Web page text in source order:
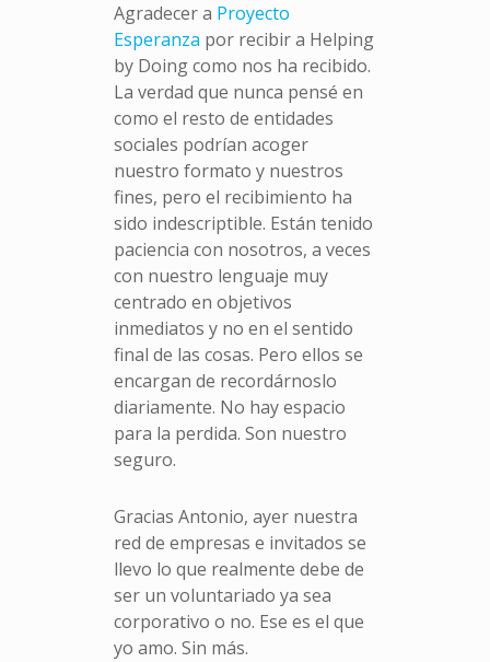
Agradecer a Proyecto
Esperanza por recibir a Helping
by Doing como nos ha recibido.
La verdad que nunca pensé en
como el resto de entidades
sociales podrían acoger
nuestro formato y nuestros
fines, pero el recibimiento ha
sido indescriptible. Están tenido
paciencia con nosotros, a veces
con nuestro lenguaje muy
centrado en objetivos
inmediatos y no en el sentido
final de las cosas. Pero ellos se
encargan de recordárnoslo
diariamente. No hay espacio
para la perdida. Son nuestro
seguro.
Gracias Antonio, ayer nuestra
red de empresas e invitados se
llevo lo que realmente debe de
ser un voluntariado ya sea
corporativo o no. Ese es el que
yo amo. Sin más.